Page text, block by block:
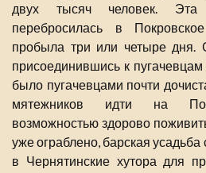
двух тысяч человек.
перебросилась в
пробыла три или четыре дня.
присоединившись к пугачевцам
было пугачевцами почти
мятежников идти на
возможностью здорово
уже ограблено, барская усадьба
в Чернятинские хутора для